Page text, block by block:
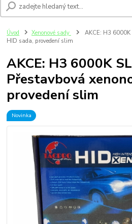
Úvod Xenonové sady
AKCE: H3 6000K
HID sada, provedení slim
AKCE: H3 6000K
Přestavbová
provedení slim
Novinka